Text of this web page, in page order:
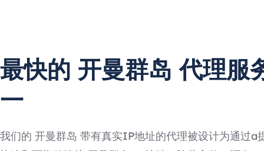
最快的 开曼群岛 代理服
一
我们的 开曼群岛 带有真实IP地址的代理被设计为通过a